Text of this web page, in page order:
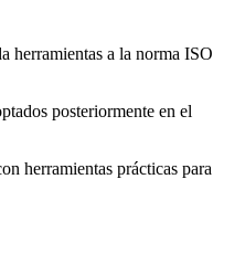
herramientas a la norma ISO
posteriormente en el
herramientas prácticas para